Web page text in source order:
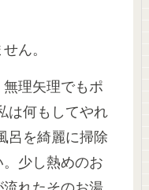
ん。
理矢理でもポ
は何もしてやれ
呂を綺麗に掃除
少し熱めのお